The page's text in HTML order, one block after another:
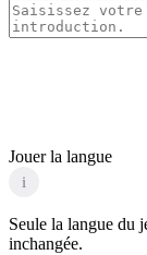
Jouer la langue
i
Seule la langue du
inchangée.